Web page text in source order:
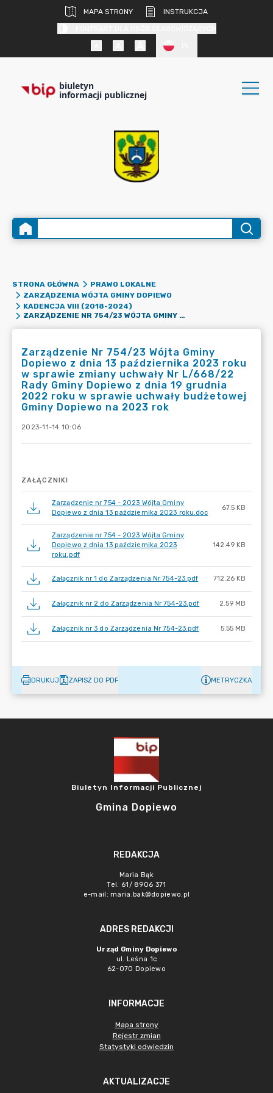
MAPA STRONY
INSTRUKCJA
biuletyn
informacji publicznej
STRONA GŁÓWNA
PRAWO LOKALNE
ZARZĄDZENIA WÓJTA GMINY DOPIEWO
KADENCJA VIII (2018-2024)
ZARZĄDZENIE NR 754/23 WÓJTA GMINY DOPIEWO Z DNIA 13 PAŹDZIERNIKA 2023 ROKU W SPRAWIE ZMIANY UCHWAŁY NR L/668/22 RADY GMINY DOPIEWO Z DNIA 19 GRUDNIA 2022 ROKU W SPRAWIE UCHWAŁY BUDŻETOWEJ GMINY DOPIEWO NA 2023 ROK
Zarządzenie Nr 754/23 Wójta Gminy
Dopiewo z dnia 13 października 2023 roku
w sprawie zmiany uchwały Nr L/668/22
Rady Gminy Dopiewo z dnia 19 grudnia
2022 roku w sprawie uchwały budżetowej
Gminy Dopiewo na 2023 rok
2023-11-14 10:06
ZAŁĄCZNIKI
Zarządzenie nr 754 - 2023 Wójta Gminy
Dopiewo z dnia 13 października 2023 roku.doc
67.5 KB
Zarządzenie nr 754 - 2023 Wójta Gminy
Dopiewo z dnia 13 października 2023
roku.pdf
142.49 KB
Załącznik nr 1 do Zarządzenia Nr 754-23.pdf 712.26 KB
Załącznik nr 2 do Zarządzenia Nr 754-23.pdf 2.59 MB
Załącznik nr 3 do Zarządzenia Nr 754-23.pdf 5.55 MB
DRUKUJ ZAPISZ DO PDF METRYCZKA
Biuletyn Informacji Publicznej
Gmina Dopiewo
REDAKCJA
Maria Bąk
Tel. 61/ 8906 371
e-mail: maria.bak@dopiewo.pl
ADRES REDAKCJI
Urząd Gminy Dopiewo
ul. Leśna 1c
62-070 Dopiewo
INFORMACJE
Mapa strony
Rejestr zmian
Statystyki odwiedzin
AKTUALIZACJE